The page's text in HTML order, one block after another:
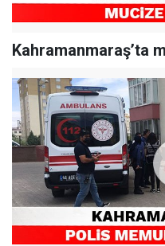
Kahramanmaraş’ta